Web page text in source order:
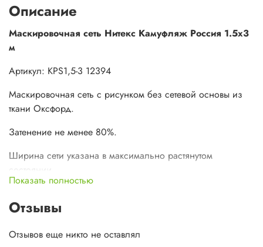
Описание
Маскировочная сеть Нитекс Камуфляж Россия 1.5х3
м
Артикул: КРS1,5-3 12394
Маскировочная сеть с рисунком без сетевой основы из
ткани Оксфорд.
Затенение не менее 80%.
Ширина сети указана в максимально растянутом
влаги, разрывным нагрузкам, малошумная.
Показать полностью
Отзывы
Отзывов еще никто не оставлял